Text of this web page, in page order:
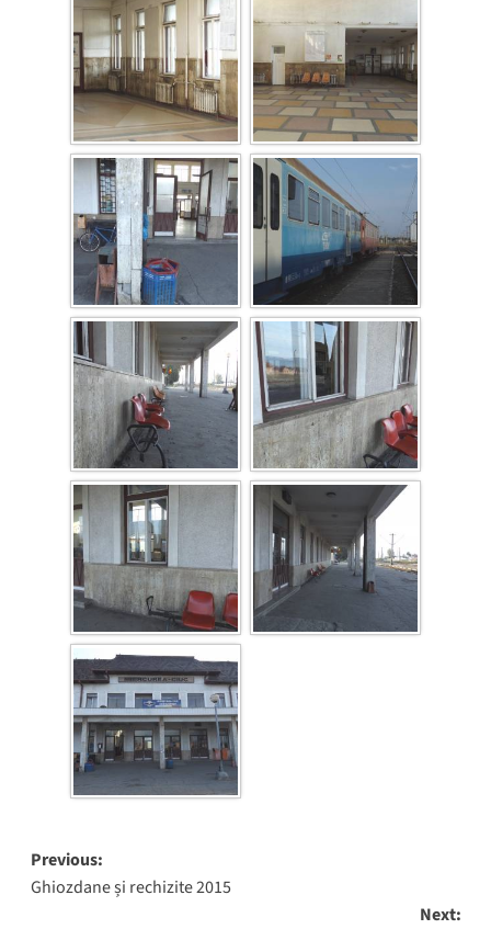
Post
navigation
Previous:
Ghiozdane și rechizite 2015
Next: